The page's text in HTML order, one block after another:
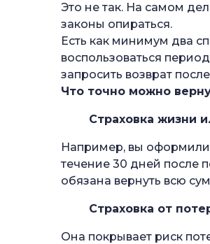
Это не так. На самом
законы опираться.
Есть как минимум два
воспользоваться
запросить возврат
Что точно можно
Страховка жизни
Например, вы оформили
течение 30 дней после
обязана вернуть всю
Страховка от
Она покрывает риск